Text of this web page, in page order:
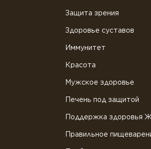
Защита зрения
Здоровье суставов
Иммунитет
Красота
Мужское здоровье
Печень под защитой
Поддержка здоровья
Правильное